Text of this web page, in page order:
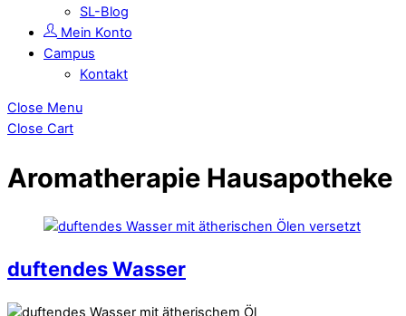
SL-Blog
Mein Konto
Campus
Kontakt
Close Menu
Close Cart
Aromatherapie Hausapotheke
duftendes Wasser